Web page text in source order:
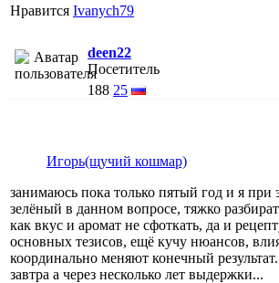
Нравится Ivanych79
deen22
Посетитель
188 25
Игорь(щучий кошмар)
занимаюсь пока только пятый год и я при
зелёный в данном вопросе, тяжко
как вкус и аромат не сфоткать, да и
основных тезисов, ещё кучу нюансов,
координально меняют конечный
завтра а через несколько лет выдержки...